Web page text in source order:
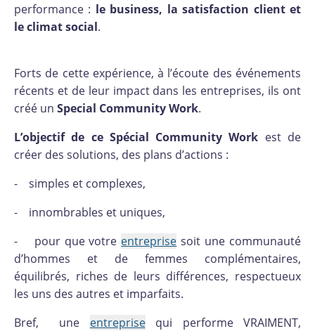
performance : le business, la satisfaction client et
le climat social.
Forts de cette expérience, à l’écoute des événements
récents et de leur impact dans les entreprises, ils ont
créé un Special Community Work.
L’objectif de ce Spécial Community Work est de
créer des solutions, des plans d’actions :
- simples et complexes,
- innombrables et uniques,
- pour que votre entreprise soit une communauté
d’hommes et de femmes complémentaires,
équilibrés, riches de leurs différences, respectueux
les uns des autres et imparfaits.
Bref, une entreprisequi performe VRAIMENT,